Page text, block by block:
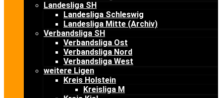
Landesliga SH
Landesliga Schleswig
Landesliga Mitte (Archiv)
Verbandsliga SH
Verbandsliga Ost
Verbandsliga Nord
Verbandsliga West
weitere Ligen
Kreis Holstein
Kreisliga M